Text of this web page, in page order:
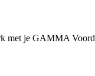
met je GAMMA